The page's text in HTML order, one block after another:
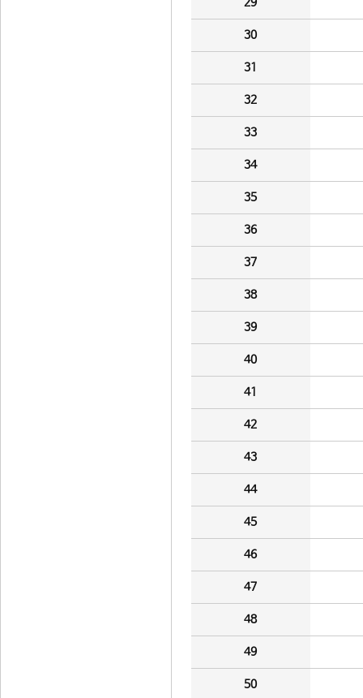
30
31
32
33
34
35
36
37
38
39
40
41
42
43
44
45
46
47
48
49
50